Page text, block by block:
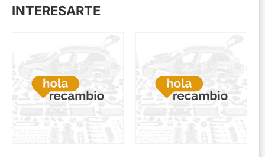
INTERESARTE